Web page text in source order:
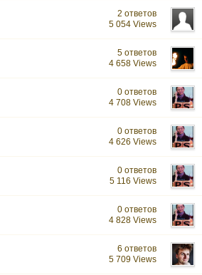
2 ответов
5 054 Views
5 ответов
4 658 Views
0 ответов
4 708 Views
0 ответов
4 626 Views
0 ответов
5 116 Views
0 ответов
4 828 Views
6 ответов
5 709 Views